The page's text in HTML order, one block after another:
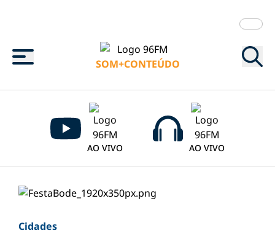
Menu
SOM+CONTEÚDO
AO VIVO AO VIVO
Cidades